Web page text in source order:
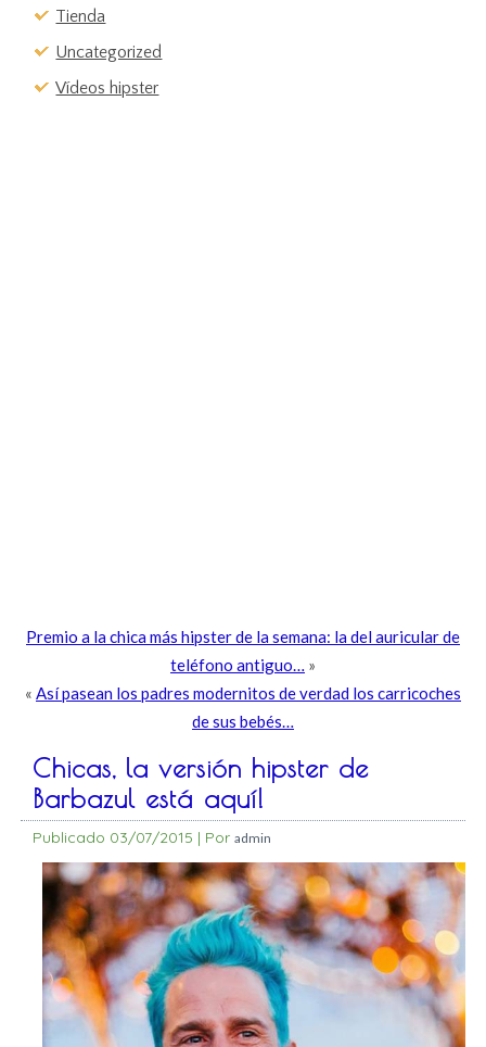
Tienda
Uncategorized
Vídeos hipster
Premio a la chica más hipster de la semana: la del auricular de
teléfono antiguo… »
« Así pasean los padres modernitos de verdad los carricoches
de sus bebés…
Chicas, la versión hipster de
Barbazul está aquí!
Publicado 03/07/2015 | Por admin